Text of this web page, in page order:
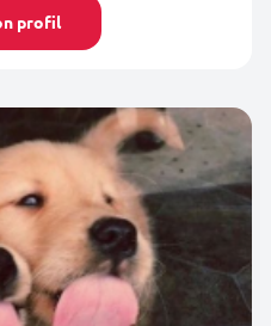
profil